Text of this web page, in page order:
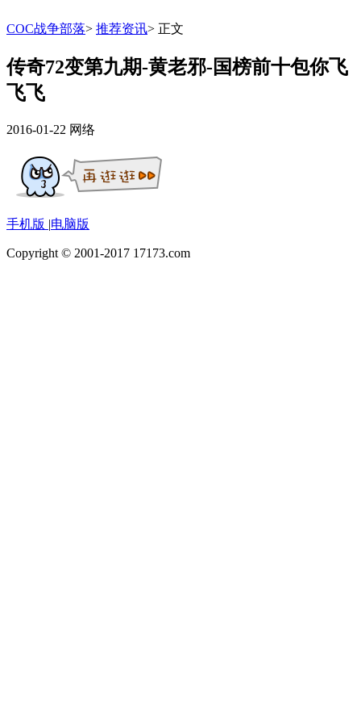
COC战争部落> 推荐资讯> 正文
传奇72变第九期-黄老邪-国榜前十包你飞
飞飞
2016-01-22 网络
手机版 |电脑版
Copyright © 2001-2017 17173.com